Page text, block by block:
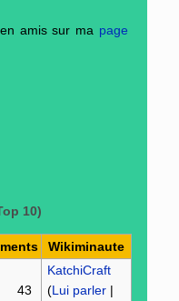
amis sur ma page
10)
Wikiminaute
43
KatchiCraft
(Lui parler|